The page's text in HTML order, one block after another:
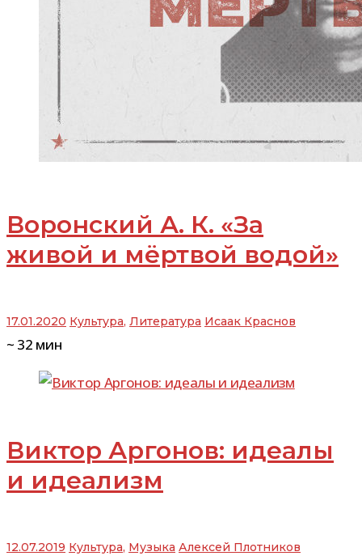
Воронский А. К. «За
живой и мёртвой водой»
17.01.2020 Культура, Литература Исаак Краснов
~ 32 мин
Виктор Аргонов: идеалы
и идеализм
12.07.2019 Культура, Музыка Алексей Плотников